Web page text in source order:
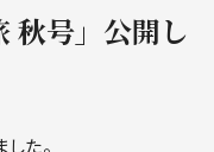
秋号」公開し
た。